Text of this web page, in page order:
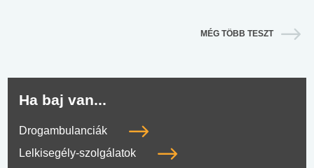
MÉG TÖBB TESZT
Ha baj van...
Drogambulanciák
Lelkisegély-szolgálatok